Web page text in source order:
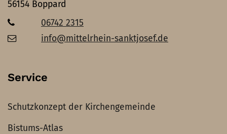
56154 Boppard
06742 2315
info@mittelrhein-sanktjosef.de
Service
Schutzkonzept der Kirchengemeinde
Bistums-Atlas